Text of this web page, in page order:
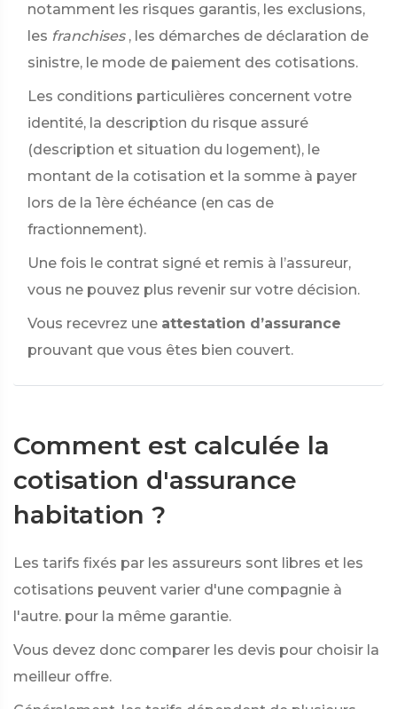
notamment les risques garantis, les exclusions,
les franchises , les démarches de déclaration de
sinistre, le mode de paiement des cotisations.
Les conditions particulières concernent votre
identité, la description du risque assuré
(description et situation du logement), le
montant de la cotisation et la somme à payer
lors de la 1ère échéance (en cas de
fractionnement).
Une fois le contrat signé et remis à l’assureur,
vous ne pouvez plus revenir sur votre décision.
Vous recevrez une attestation d’assurance
prouvant que vous êtes bien couvert.
Comment est calculée la
cotisation d'assurance
habitation ?
Les tarifs fixés par les assureurs sont libres et les
cotisations peuvent varier d'une compagnie à
l'autre. pour la même garantie.
Vous devez donc comparer les devis pour choisir la
meilleur offre.